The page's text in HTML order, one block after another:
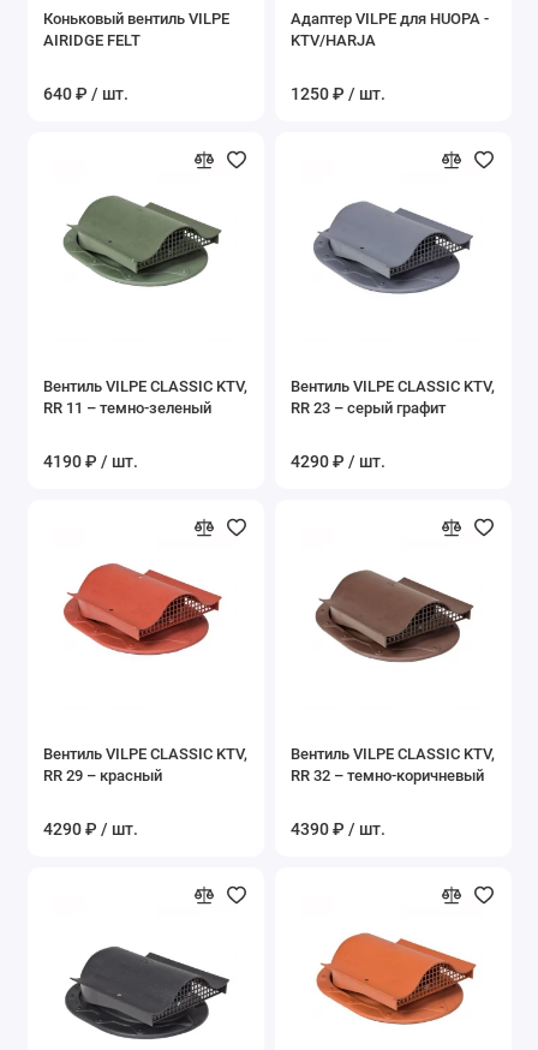
Коньковый вентиль VILPE
AIRIDGE FELT
640 ₽ / шт.
Адаптер VILPE для HUOPA -
KTV/HARJA
1250 ₽ / шт.
Вентиль VILPE CLASSIC KTV,
RR 11 – темно-зеленый
4190 ₽ / шт.
Вентиль VILPE CLASSIC KTV,
RR 23 – серый графит
4290 ₽ / шт.
Вентиль VILPE CLASSIC KTV,
RR 29 – красный
4290 ₽ / шт.
Вентиль VILPE CLASSIC KTV,
RR 32 – темно-коричневый
4390 ₽ / шт.